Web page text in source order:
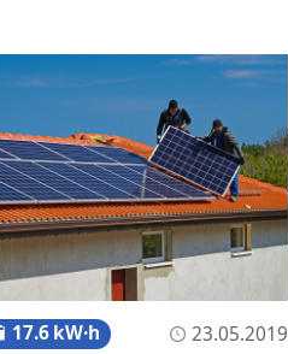
23.05.2019
17.6 kW·h